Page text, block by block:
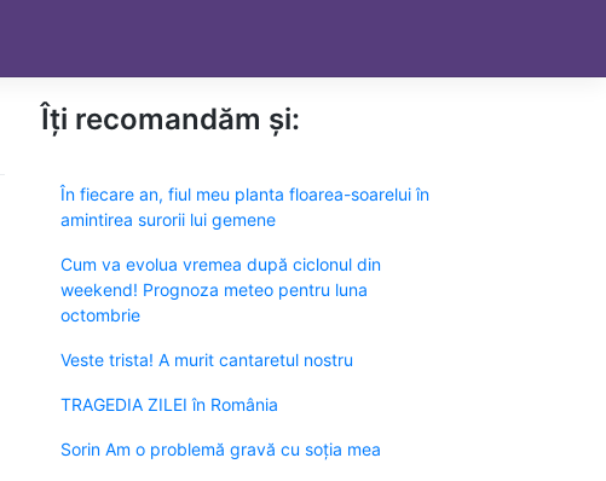
Îți recomandăm și:
În fiecare an, fiul meu planta floarea-soarelui în
amintirea surorii lui gemene
Cum va evolua vremea după ciclonul din
weekend! Prognoza meteo pentru luna
octombrie
Veste trista! A murit cantaretul nostru
TRAGEDIA ZILEI în România
Sorin Am o problemă gravă cu soția mea